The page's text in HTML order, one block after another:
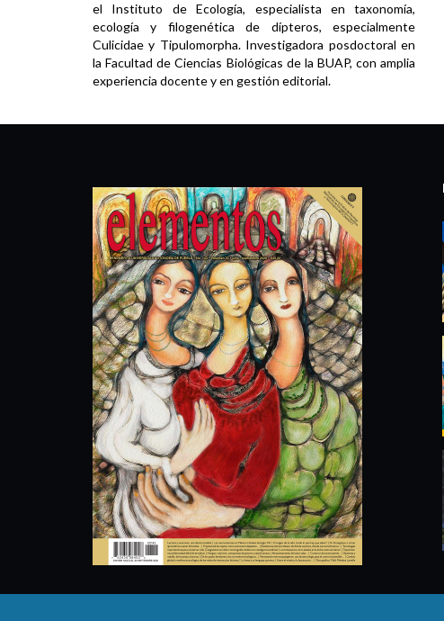
el Instituto de Ecología, especialista en taxonomía,
ecología y filogenética de dípteros, especialmente
Culicidae y Tipulomorpha. Investigadora posdoctoral en
la Facultad de Ciencias Biológicas de la BUAP, con amplia
experiencia docente y en gestión editorial.